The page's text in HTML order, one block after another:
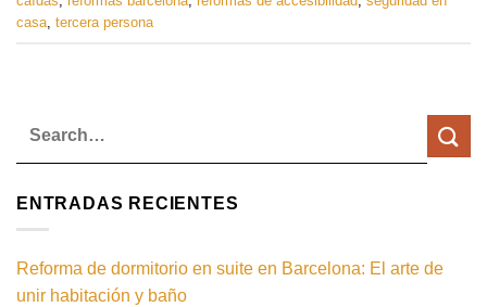
casa tercera persona
ENTRADAS RECIENTES
Reforma de dormitorio en suite en Barcelona: El arte de
unir habitación y baño